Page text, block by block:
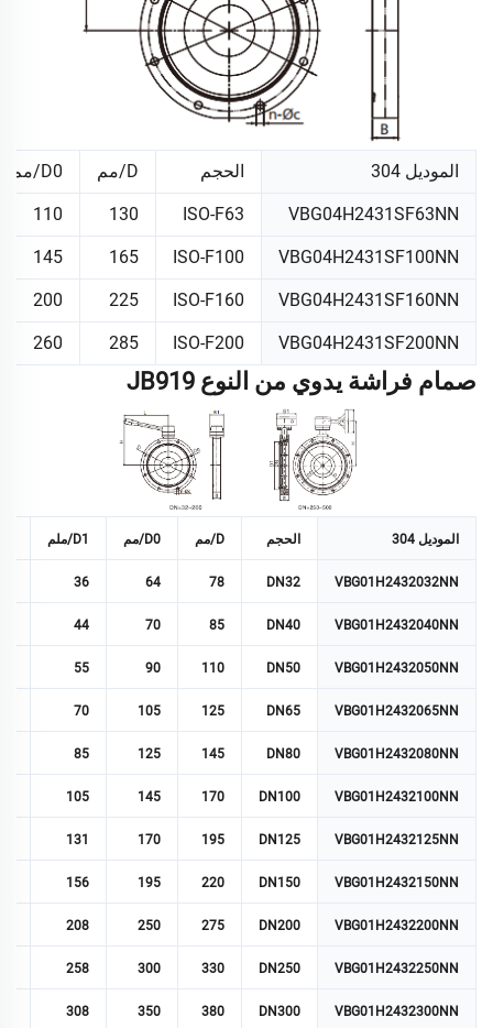
الموديل 304 الحجم D/مم D0/مم
VBG04H2431SF63NN
ISO-F63
130
110
VBG04H2431SF100NN
ISO-F100
165
145
VBG04H2431SF160NN
ISO-F160
225
200
VBG04H2431SF200NN
ISO-F200
285
260
صمام فراشة يدوي من النوع JB919
الموديل 304 الحجم D/مم D0/مم D1/ملم
VBG01H2432032NN
DN32
78
64
36
VBG01H2432040NN
DN40
85
70
44
VBG01H2432050NN
DN50
110
90
55
VBG01H2432065NN
DN65
125
105
70
VBG01H2432080NN
DN80
145
125
85
VBG01H2432100NN
DN100
170
145
105
VBG01H2432125NN
DN125
195
170
131
VBG01H2432150NN
DN150
220
195
156
VBG01H2432200NN
DN200
275
250
208
VBG01H2432250NN
DN250
330
300
258
VBG01H2432300NN
DN300
380
350
308